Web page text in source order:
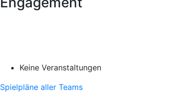
Keine Veranstaltungen
Spielpläne aller Teams